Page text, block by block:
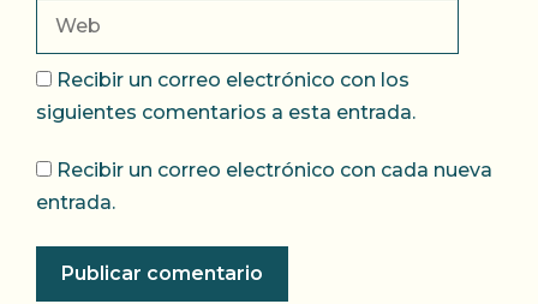
Recibir un correo electrónico con los
siguientes comentarios a esta entrada.
Recibir un correo electrónico con cada nueva
entrada.